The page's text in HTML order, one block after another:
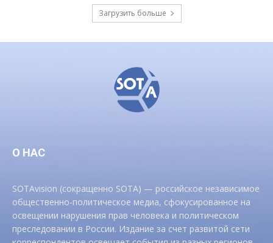
Загрузить больше
О НАС
SOTAvision (сокращенно SOTA) — российское независимое
общественно-политическое медиа, сфокусированное на
освещении нарушения прав человека и политическом
преследовании в России. Издание за счет развитой сети